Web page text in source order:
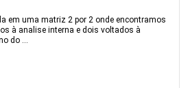
em uma matriz 2 por 2 onde encontramos
à analise interna e dois voltados à
do ...